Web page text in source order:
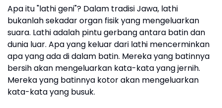
Apa itu "lathi geni"? Dalam tradisi Jawa, lathi
bukanlah sekadar organ fisik yang mengeluarkan
suara. Lathi adalah pintu gerbang antara batin dan
dunia luar. Apa yang keluar dari lathi mencerminkan
apa yang ada di dalam batin. Mereka yang batinnya
bersih akan mengeluarkan kata-kata yang jernih.
Mereka yang batinnya kotor akan mengeluarkan
kata-kata yang busuk.